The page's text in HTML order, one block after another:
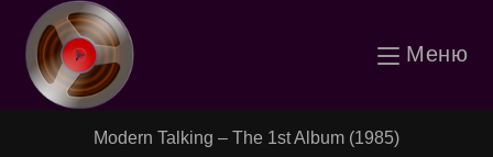
Перейти
содержимому
Меню
Modern Talking – The 1st Album (1985)